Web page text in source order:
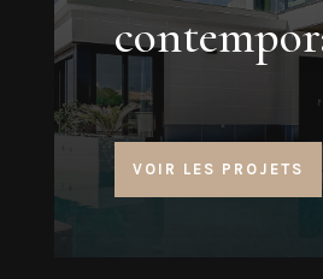
VOIR LES PROJETS